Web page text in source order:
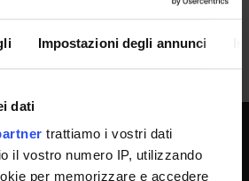
Impostazioni degli annunci
dati
trattiamo i vostri dati
il vostro numero IP, utilizzando
per memorizzare e accedere